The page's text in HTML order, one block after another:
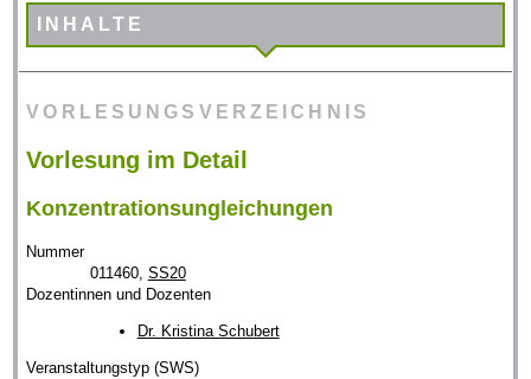
INHALTE
VORLESUNGSVERZEICHNIS
Vorlesung im Detail
Konzentrationsungleichungen
Nummer
011460, SS20
Dozentinnen und Dozenten
Dr. Kristina Schubert
Veranstaltungstyp (SWS)